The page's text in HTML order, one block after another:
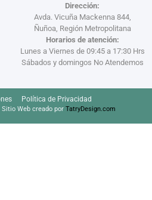
Dirección:
Avda. Vicuña Mackenna 844,
Ñuñoa, Región Metropolitana
Horarios de atención:
Lunes a Viernes de 09:45 a 17:30 Hrs
Sábados y domingos No Atendemos
Política de Privacidad
Web creado por TatryDesign.com